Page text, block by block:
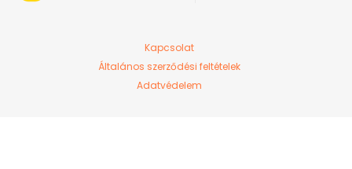
Kapcsolat
Általános szerződési feltételek
Adatvédelem